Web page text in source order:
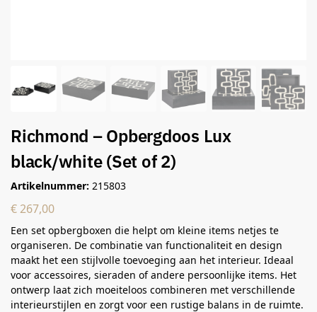
Richmond – Opbergdoos Lux
black/white (Set of 2)
Artikelnummer: 215803
€267,00
Een set opbergboxen die helpt om kleine items netjes te
organiseren. De combinatie van functionaliteit en design
maakt het een stijlvolle toevoeging aan het interieur. Ideaal
voor accessoires, sieraden of andere persoonlijke items. Het
ontwerp laat zich moeiteloos combineren met verschillende
interieurstijlen en zorgt voor een rustige balans in de ruimte.